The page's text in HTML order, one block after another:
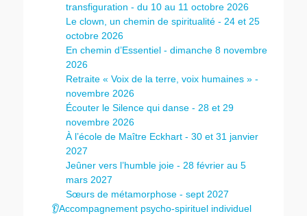
transfiguration - du 10 au 11 octobre 2026
Le clown, un chemin de spiritualité - 24 et 25
octobre 2026
En chemin d’Essentiel - dimanche 8 novembre
2026
Retraite « Voix de la terre, voix humaines » -
novembre 2026
Écouter le Silence qui danse - 28 et 29
novembre 2026
À l’école de Maître Eckhart - 30 et 31 janvier
2027
Jeûner vers l’humble joie - 28 février au 5
mars 2027
Sœurs de métamorphose - sept 2027
👂Accompagnement psycho-spirituel individuel